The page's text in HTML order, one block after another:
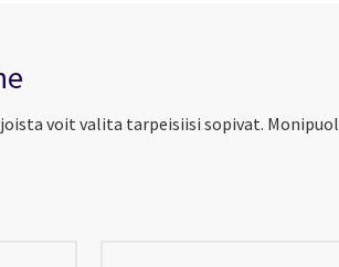
joista voit valita tarpeisiisi sopivat.